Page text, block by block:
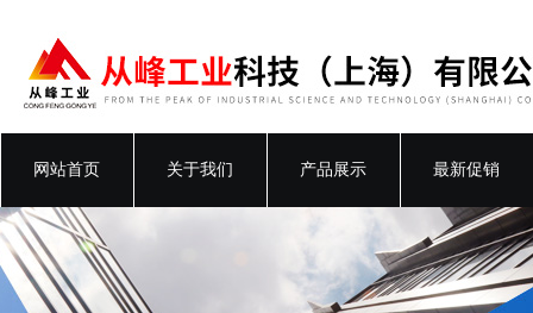
网站首页 关于我们 产品展示 最新促销